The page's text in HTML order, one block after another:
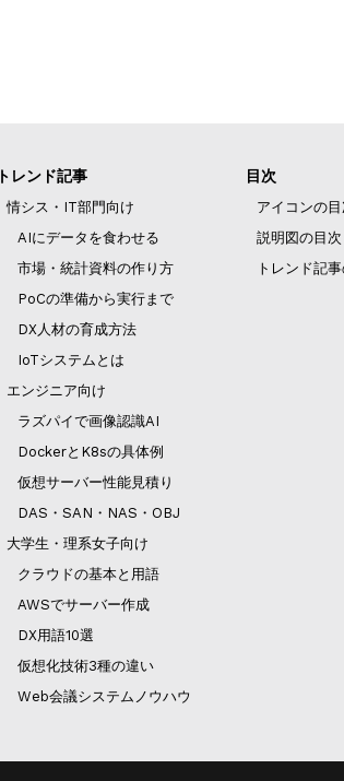
トレンド記事
情シス・IT部門向け
AIにデータを食わせる
市場・統計資料の作り方
PoCの準備から実行まで
DX人材の育成方法
IoTシステムとは
エンジニア向け
ラズパイで画像認識AI
DockerとK8sの具体例
仮想サーバー性能見積り
DAS・SAN・NAS・OBJ
大学生・理系女子向け
クラウドの基本と用語
AWSでサーバー作成
DX用語10選
仮想化技術3種の違い
Web会議システムノウハウ
目次
アイコンの目
説明図の目次
トレンド記